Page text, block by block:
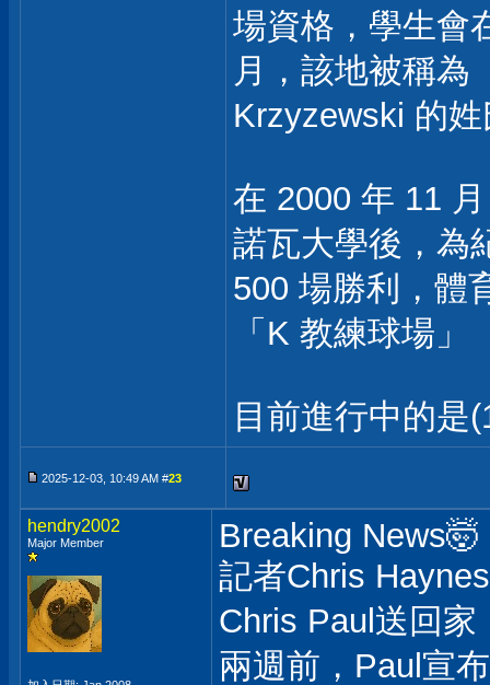
場資格，學生會
月，該地被稱為
Krzyzewski 的
在 2000 年 11
諾瓦大學後，為
500 場勝利，體
「K 教練球場
目前進行中的是
2025-12-03, 10:49 AM #23
hendry2002
Major Member
Breaking News🤯
記者Chris
Chris Paul送回家
兩週前，Paul宣